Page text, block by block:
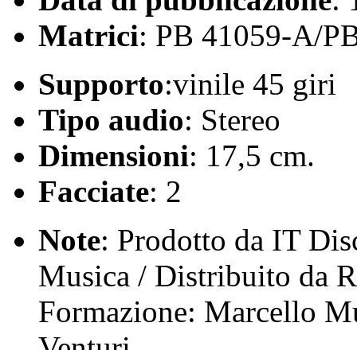
Matrici: PB 41059-A/
Supporto:vinile 45 giri
Tipo audio: Stereo
Dimensioni: 17,5 cm.
Facciate: 2
Note: Prodotto da IT
Musica / Distribuito da
Formazione: Marcello